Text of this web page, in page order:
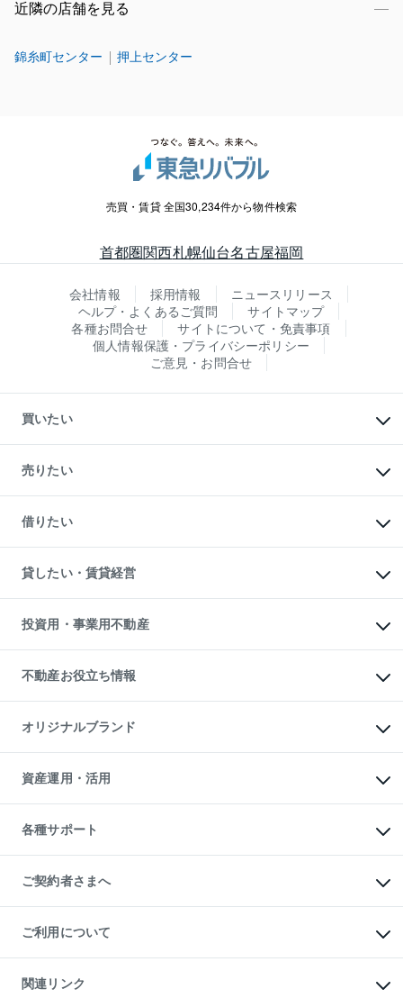
近隣の店舗を見る
錦糸町センター 押上センター
売買・賃貸 全国30,234件から物件検索
首都圏関西札幌仙台名古屋福岡
会社情報 採用情報
ニュースリリース
ヘルプ・よくあるご質問
サイトマップ
各種お問合せ
サイトについて・免責事項
個人情報保護・プライバシーポリシー
ご意見・お問合せ
買いたい
新築・分譲マンションの購入
中古マンションの購入
一戸建ての購入
中古一戸建ての購入
不動産購入の流れ
注目キーワード物件特集
購入ガイド
English 繁体中文簡体中文
売りたい
一戸建ての売却・査定
土地の売却・査定
スピードAI査定
不動産査定について
不動産売却の流れ
不動産買換えの流れ
売却ガイド
借りたい
オフィス・店舗の賃貸
借りるときの流れ
借りるガイド
貸したい・賃貸経営
マンション賃料データ
賃貸管理プラン
リロケーションについて
貸すガイド
投資用・事業用不動産
事業用不動産
マンション投資
投資用マンション
アパート経営
収益物件
ビル購入（ビル一棟）
投資用不動産の売却査定
事業用不動産の売却査定
不動産お役立ち情報
マンションライブラリー
人気マンションランキング
暮らしに役立つ不動産メディア
不動産相場・不動産価格情報
不動産コラム・ニュース
不動産用語集
不動産なんでもネット相談室
住まいの税金
オリジナルブランド
一棟リノベーションマンション
L`GENTE（ルジェンテ）
区分リノベーションマンション
投資用一棟レジデンスWELL
不動産小口投資
LEGACIA（レガシア）
資産運用・活用
不動産M&A
アセットマネジメント・出資
各種サポート
相続サポート
リフォームサポート
ご契約者さまへ
ご紹介・再契約特典
入居者様専用-各種ご案内（賃貸）
東急こすもす会「こすもすWeb」
ご利用について
金融商品取引について
東急リバブル ソーシャルメディアポリシー
関連リンク